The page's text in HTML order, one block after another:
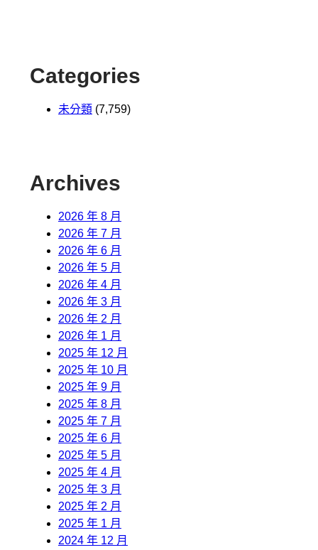
Categories
未分類 (7,759)
Archives
2026 年 8 月
2026 年 7 月
2026 年 6 月
2026 年 5 月
2026 年 4 月
2026 年 3 月
2026 年 2 月
2026 年 1 月
2025 年 12 月
2025 年 10 月
2025 年 9 月
2025 年 8 月
2025 年 7 月
2025 年 6 月
2025 年 5 月
2025 年 4 月
2025 年 3 月
2025 年 2 月
2025 年 1 月
2024 年 12 月